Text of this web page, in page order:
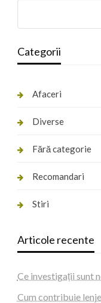
Categorii
Afaceri
Diverse
Fără categorie
Recomandari
Stiri
Articole recente
Ce investigații sunt
Cum contribuie